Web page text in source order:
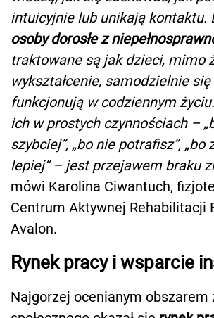
intuicyjnie lub unikają kontaktu.
osoby dorosłe z
traktowane są jak dzieci, mimo
wykształcenie, samodzielnie
funkcjonują w codziennym
ich w prostych czynnościach –
szybciej”, „bo nie potrafisz”, „bo
lepiej” – jest przejawem braku
mówi Karolina Ciwantuch,
Centrum Aktywnej Rehabilitacji
Avalon.
Rynek pracy i wsparcie
Najgorzej ocenianym obszarem